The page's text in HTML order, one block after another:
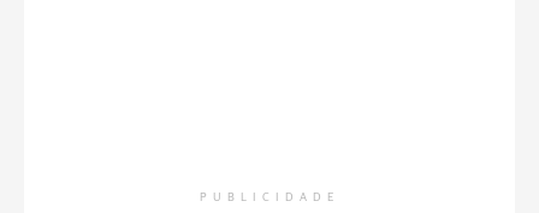
PUBLICIDADE